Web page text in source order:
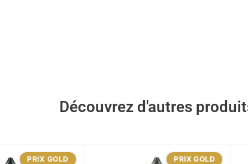
Découvrez d'autres
PRIX GOLD PRIX GOLD